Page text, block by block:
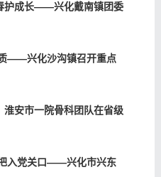
护成长——兴化戴南镇团委
——兴化沙沟镇召开重点
淮安市一院骨科团队在省级
入党关口——兴化市兴东